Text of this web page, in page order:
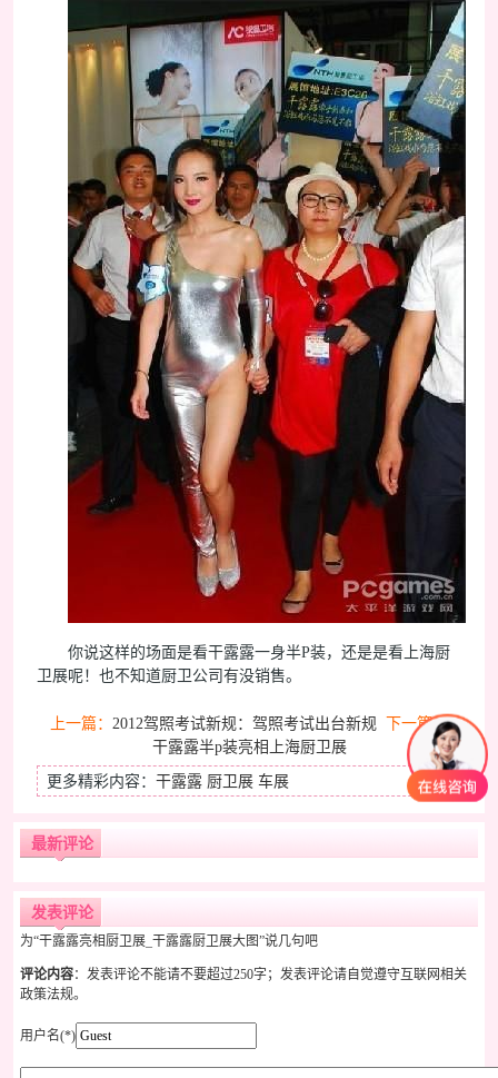
你说这样的场面是看干露露一身半P装，还是是看上海厨
卫展呢！也不知道厨卫公司有没销售。
上一篇： 2012驾照考试新规：驾照考试出台新规 下一篇：
干露露半p装亮相上海厨卫展
更多精彩内容： 干露露 厨卫展 车展
最新评论
发表评论
为“干露露亮相厨卫展_干露露厨卫展大图”说几句吧
评论内容：发表评论不能请不要超过250字；发表评论请自觉遵守互联网相关
政策法规。
用户名(*)